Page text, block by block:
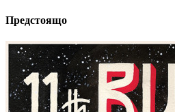
Предстоящо